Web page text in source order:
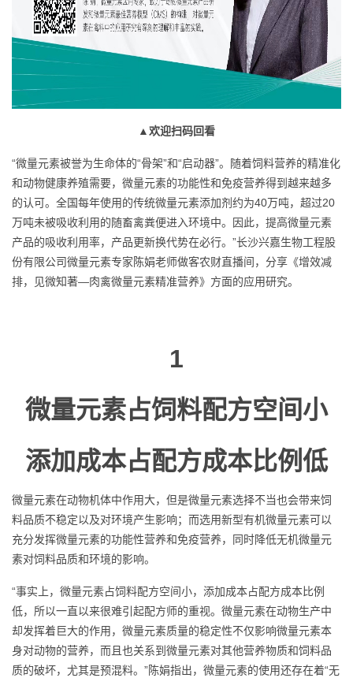
▲欢迎扫码回看
“微量元素被誉为生命体的“骨架”和“启动器”。随着饲料营养的精准化
和动物健康养殖需要，微量元素的功能性和免疫营养得到越来越多
的认可。全国每年使用的传统微量元素添加剂约为40万吨，超过20
万吨未被吸收利用的随畜禽粪便进入环境中。因此，提高微量元素
产品的吸收利用率，产品更新换代势在必行。”长沙兴嘉生物工程股
份有限公司微量元素专家陈娟老师做客农财直播间，分享《增效减
排，见微知著—肉禽微量元素精准营养》方面的应用研究。
1
微量元素占饲料配方空间小
添加成本占配方成本比例低
微量元素在动物机体中作用大，但是微量元素选择不当也会带来饲
料品质不稳定以及对环境产生影响；而选用新型有机微量元素可以
充分发挥微量元素的功能性营养和免疫营养，同时降低无机微量元
素对饲料品质和环境的影响。
“事实上，微量元素占饲料配方空间小，添加成本占配方成本比例
低，所以一直以来很难引起配方师的重视。微量元素在动物生产中
却发挥着巨大的作用，微量元素质量的稳定性不仅影响微量元素本
身对动物的营养，而且也关系到微量元素对其他营养物质和饲料品
质的破坏，尤其是预混料。”陈娟指出，微量元素的使用还存在着“无